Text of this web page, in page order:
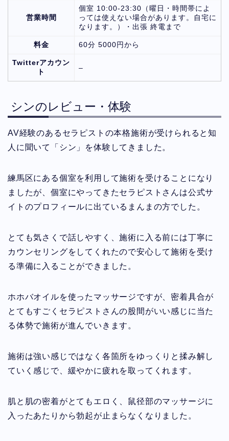
営業時間
個室 10:00-23:30（曜日・時間帯によ
っては使えない場合があります。自宅に
なります。）・出張 終電まで
料金 60分 5000円から
Twitterアカウン
ト
–
シンのレビュー・体験
AV経験のあるセラピストの本格施術が受けられると知
人に聞いて「シン」を体験してきました。
練馬区にある個室を利用して施術を受けることになり
ましたが、個室にやってきたセラピストさんは公式サ
イトのプロフィールに出ているまんまの方でした。
とても気さくで話しやすく、施術に入る前には丁寧に
カウンセリングをしてくれたので安心して施術を受け
る準備に入ることができました。
ホホバオイルを使ったマッサージですが、密着具合が
とてもすごくセラピストさんの股間がいい感じに当た
る体勢で施術が進んでいきます。
施術は強い感じではなく各箇所をゆっくりと揉み解し
ていく感じで、緩やかに疲れを取ってくれます。
肌と肌の密着がとてもエロく、鼠径部のマッサージに
入ったあたりから勃起が止まらなくなりました。